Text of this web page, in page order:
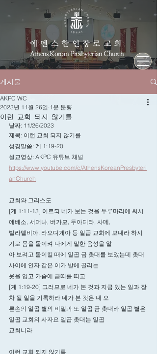
에덴스한인장로교회
Athens Korean Presbyterian Church
게시물
이런 교회 되지 않기를
AKPC WC
2023년 11월 26일 1분 분량
날짜: 11/26/2023
제목: 이런 교회 되지 않기를
성경말씀: 계 1:19-20
설교영상: AKPC 유튜브 채널
https://www.youtube.com/c/AthensKoreanPresbyteri
anChurch
교회와 그리스도
[계 1:11-13] 이르되 네가 보는 것을 두루마리에 써서
에베소, 서머나, 버가모, 두아디라, 사데,
빌라델비아, 라오디게아 등 일곱 교회에 보내라 하시
기로 몸을 돌이켜 나에게 말한 음성을 알
아 보려고 돌이킬 때에 일곱 금 촛대를 보았는데 촛대
사이에 인자 같은 이가 발에 끌리는
옷을 입고 가슴에 금띠를 띠고
[계 1:19-20] 그러므로 네가 본 것과 지금 있는 일과 장
차 될 일을 기록하라 네가 본 것은 내 오
른손의 일곱 별의 비밀과 또 일곱 금 촛대라 일곱 별은
일곱 교회의 사자요 일곱 촛대는 일곱
교회니라
이런 교회 되지 않기를